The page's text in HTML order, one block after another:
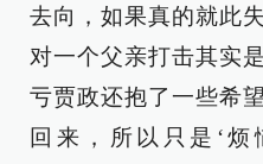
去向，如果真的就此
对一个父亲打击其实
亏贾政还抱了一些希
回来，所以只是‘烦